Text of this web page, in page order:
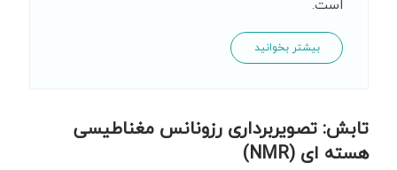
بیشتر بخوانید
تابش: تصویربرداری رزونانس مغناطیسی
هسته ای (NMR)